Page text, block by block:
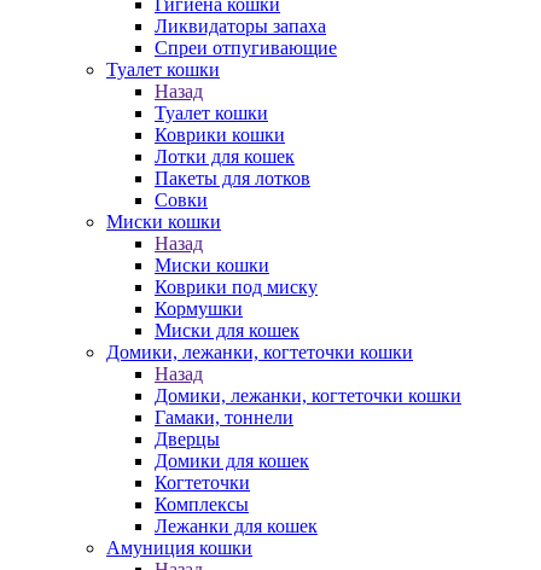
Гигиена кошки
Ликвидаторы запаха
Спреи отпугивающие
Туалет кошки
Назад
Туалет кошки
Коврики кошки
Лотки для кошек
Пакеты для лотков
Совки
Миски кошки
Назад
Миски кошки
Коврики под миску
Кормушки
Миски для кошек
Домики, лежанки, когтеточки кошки
Назад
Домики, лежанки, когтеточки кошки
Гамаки, тоннели
Дверцы
Домики для кошек
Когтеточки
Комплексы
Лежанки для кошек
Амуниция кошки